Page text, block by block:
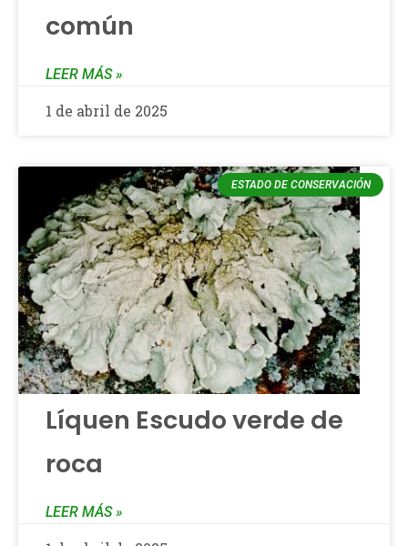
común
LEER MÁS »
1 de abril de 2025
ESTADO DE CONSERVACIÓN
Líquen Escudo verde de
roca
LEER MÁS »